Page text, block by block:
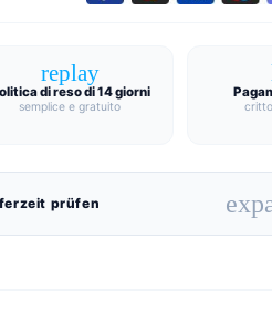
replay
di reso di 14 giorni
semplice e gratuito
prüfen